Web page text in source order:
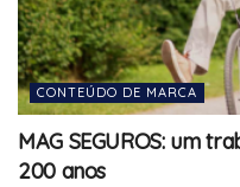
CONTEÚDO DE MARCA
MAG SEGUROS: um
200 anos